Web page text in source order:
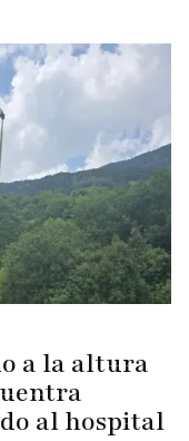
a la altura
al hospital